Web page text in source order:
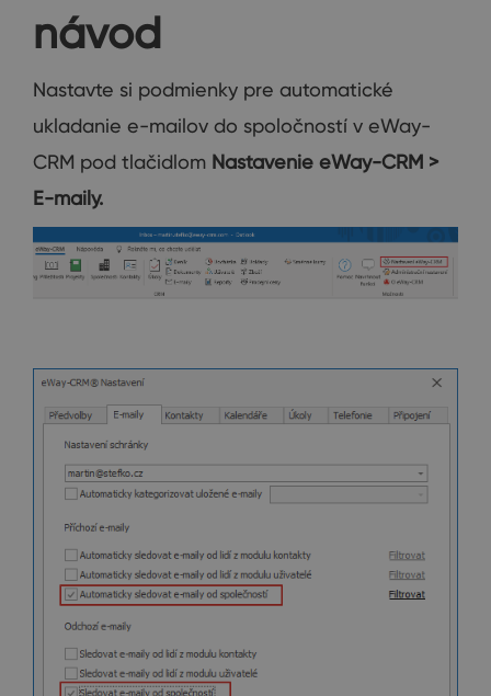
návod
Nastavte si podmienky pre automatické
ukladanie e-mailov do spoločností v eWay-
CRM pod tlačidlom Nastavenie eWay-CRM >
E-maily.